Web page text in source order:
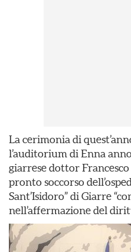
La cerimonia di
l’auditorium di Enna
giarrese dottor
pronto soccorso
Sant’Isidoro” di Giarre
nell’affermazione del